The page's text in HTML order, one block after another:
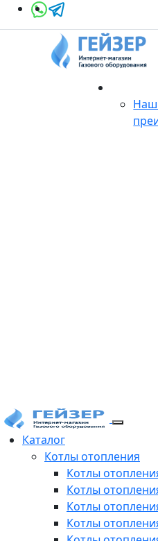
Каталог
Котлы отопления
Котлы
Котлы
Котлы
Котлы